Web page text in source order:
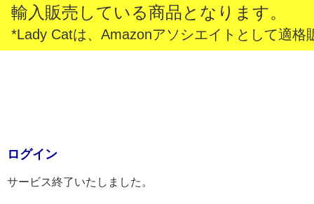
輸入販売している商品となります。
*Lady Catは、Amazonアソシエイトとして適格
ログイン
サービス終了いたしました。